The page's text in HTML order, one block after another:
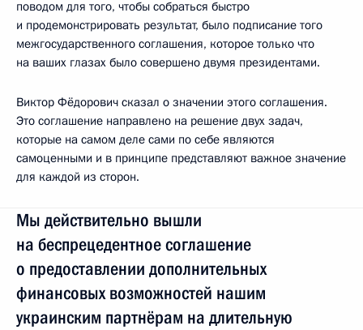
поводом для того, чтобы собраться быстро
и продемонстрировать результат, было подписание того
межгосударственного соглашения, которое только что
на ваших глазах было совершено двумя президентами.
Виктор Фёдорович сказал о значении этого соглашения.
Это соглашение направлено на решение двух задач,
которые на самом деле сами по себе являются
самоценными и в принципе представляют важное значение
для каждой из сторон.
Мы действительно вышли
на беспрецедентное соглашение
о предоставлении дополнительных
финансовых возможностей нашим
украинским партнёрам на длительную